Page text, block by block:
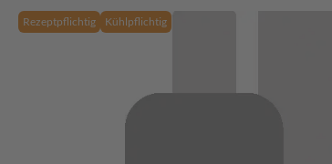
Rezeptpflichtig Kühlpflichtig